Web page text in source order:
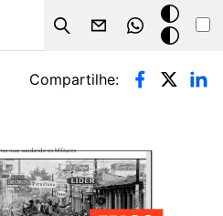
Search
Modo
escuro
Compartilhe: